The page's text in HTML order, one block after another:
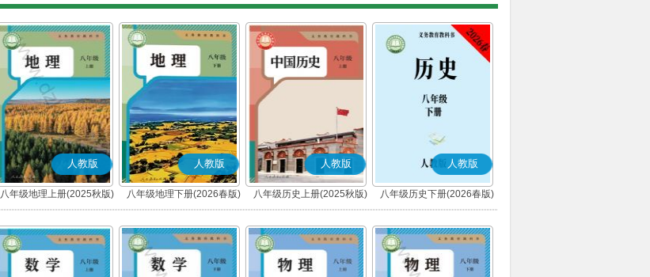
人教版
八年级地理上册(2025秋版)
人教版
八年级地理下册(2026春版)
人教版
八年级历史上册(2025秋版)
(部编版)
人教版
八年级历史下册(2026春版)
(部编版)